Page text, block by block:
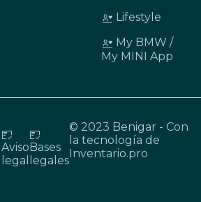
Lifestyle
My BMW /
My MINI App
Aviso
legal
Bases
legales
© 2023 Benigar - Con
la tecnología de
Inventario.pro